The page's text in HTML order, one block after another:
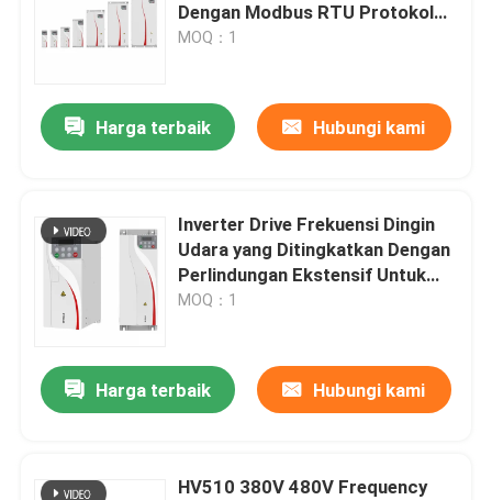
Dengan Modbus RTU Protokol
Komunikasi
MOQ：1
Harga terbaik Hubungi kami
Inverter Drive Frekuensi Dingin
Udara yang Ditingkatkan Dengan
Perlindungan Ekstensif Untuk
Motor Sinkron Magnet Permanen
MOQ：1
Harga terbaik Hubungi kami
HV510 380V 480V Frequency